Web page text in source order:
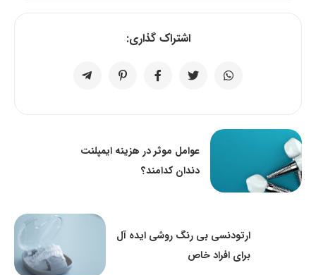
اشتراک گذاری:
عوامل موثر در هزینه ایمپلنت
دندان کدامند؟
ارتودنسی بی رنگ روشی ایده آل
برای افراد خاص